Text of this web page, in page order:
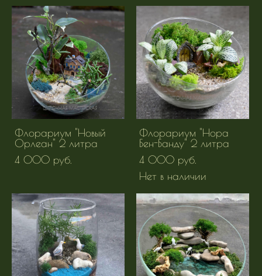
Флорариум "Новый
Орлеан" 2 литра
4 000 pуб.
Флорариум "Нора
Бен-Банду" 2 литра
4 000 pуб.
Нет в наличии